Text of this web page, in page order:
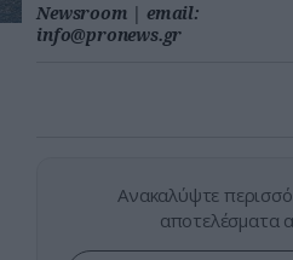
Newsroom | email:
info@pronews.gr
Ανακαλύψτε
αποτελέσματα